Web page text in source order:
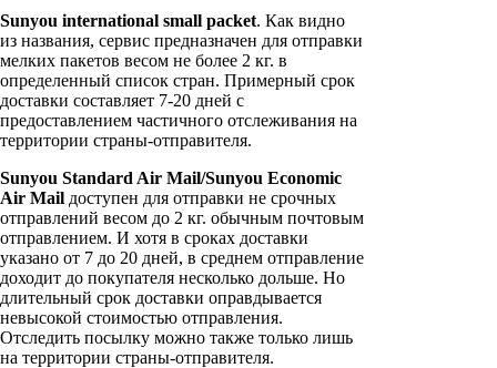
Sunyou international small packet. Как видно
из названия, сервис предназначен для отправки
мелких пакетов весом не более 2 кг. в
определенный список стран. Примерный срок
доставки составляет 7-20 дней с
предоставлением частичного отслеживания на
территории страны-отправителя.
Sunyou Standard Air Mail/Sunyou Economic
Air Mail доступен для отправки не срочных
отправлений весом до 2 кг. обычным почтовым
отправлением. И хотя в сроках доставки
указано от 7 до 20 дней, в среднем отправление
доходит до покупателя несколько дольше. Но
длительный срок доставки оправдывается
невысокой стоимостью отправления.
Отследить посылку можно также только лишь
на территории страны-отправителя.